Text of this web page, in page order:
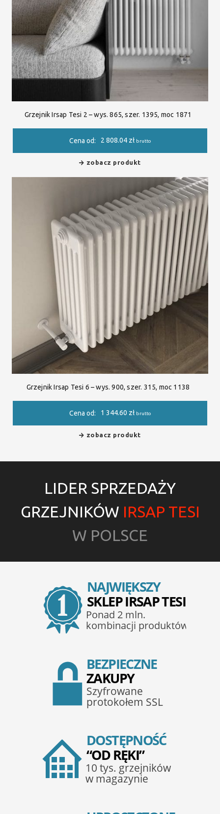
Grzejnik Irsap Tesi 2 – wys. 865, szer. 1395, moc 1871
Cena od: 2 808.04 zł brutto
zobacz produkt
Grzejnik Irsap Tesi 6 – wys. 900, szer. 315, moc 1138
Cena od: 1 344.60 zł brutto
zobacz produkt
LIDER SPRZEDAŻY
GRZEJNIKÓW IRSAP TESI
W POLSCE